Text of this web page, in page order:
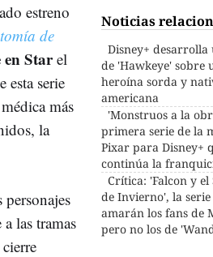
Noticias
Disney+
de 'Hawkeye' sobre
heroína sorda y
americana
'Monstruos a la
primera serie de la
Pixar para Disney+
continúa la
Crítica: 'Falcon y el
de Invierno', la
amarán los fans de
pero no los de
estreno
de
Starel
esta serie
más
la
personajes
las tramas